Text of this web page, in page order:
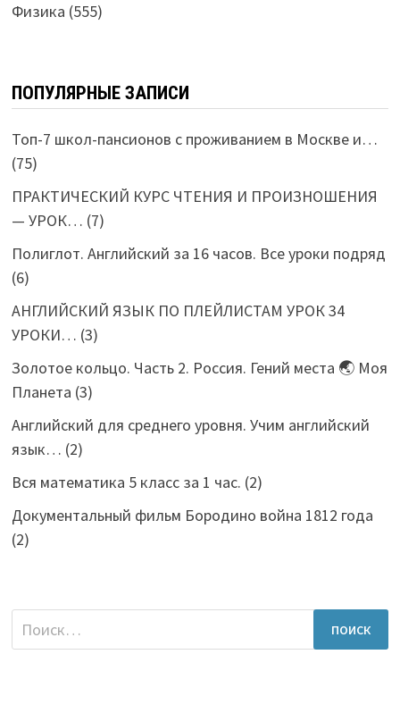
Физика (555)
ПОПУЛЯРНЫЕ ЗАПИСИ
Топ-7 школ-пансионов с проживанием в Москве и…
(75)
ПРАКТИЧЕСКИЙ КУРС ЧТЕНИЯ И ПРОИЗНОШЕНИЯ
— УРОК… (7)
Полиглот. Английский за 16 часов. Все уроки подряд
(6)
АНГЛИЙСКИЙ ЯЗЫК ПО ПЛЕЙЛИСТАМ УРОК 34
УРОКИ… (3)
Золотое кольцо. Часть 2. Россия. Гений места 🌏 Моя
Планета (3)
Английский для среднего уровня. Учим английский
язык… (2)
Вся математика 5 класс за 1 час. (2)
Документальный фильм Бородино война 1812 года
(2)
Найти: